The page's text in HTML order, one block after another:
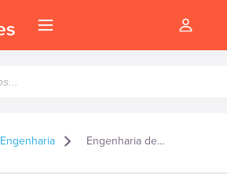
Engenharia Engenharia de métodos o estudo de tempos e movimentos